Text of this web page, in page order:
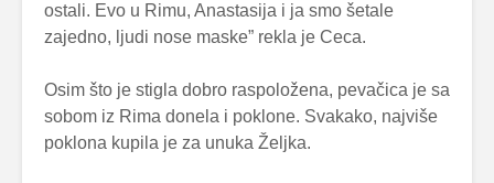
ostali. Evo u Rimu, Anastasija i ja smo šetale
zajedno, ljudi nose maske” rekla je Ceca.
Osim što je stigla dobro raspoložena, pevačica je sa
sobom iz Rima donela i poklone. Svakako, najviše
poklona kupila je za unuka Željka.